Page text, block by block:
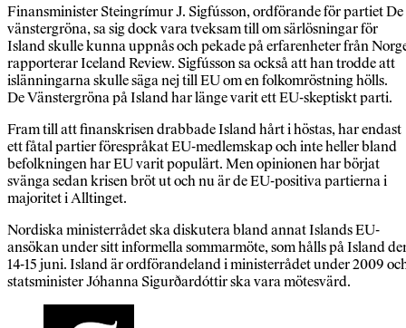
Finansminister Steingrímur J. Sigfússon, ordförande för partiet De
vänstergröna, sa sig dock vara tveksam till om särlösningar för
Island skulle kunna uppnås och pekade på erfarenheter från
rapporterar Iceland Review. Sigfússon sa också att han trodde att
islänningarna skulle säga nej till EU om en folkomröstning hölls.
De Vänstergröna på Island har länge varit ett EU-skeptiskt parti.
Fram till att finanskrisen drabbade Island hårt i höstas, har endast
ett fåtal partier förespråkat EU-medlemskap och inte heller bland
befolkningen har EU varit populärt. Men opinionen har börjat
svänga sedan krisen bröt ut och nu är de EU-positiva partierna i
majoritet i Alltinget.
Nordiska ministerrådet ska diskutera bland annat Islands EU-
ansökan under sitt informella sommarmöte, som hålls på Island
14-15 juni. Island är ordförandeland i ministerrådet under 2009
statsminister Jóhanna Sigurðardóttir ska vara mötesvärd.